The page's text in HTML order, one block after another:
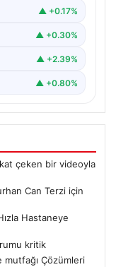
▲ +0.17%
▲ +0.30%
▲ +2.39%
▲ +0.80%
çeken bir videoyla
Can Terzi için
Hastaneye
kritik
mutfağı Çözümleri